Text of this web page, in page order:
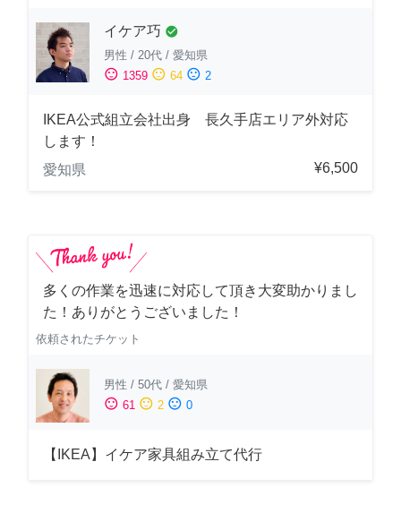
イケア巧 check_circle
男性 / 20代 / 愛知県
sentiment_satisfied 1359 sentiment_neutral 64 sentiment_dissatisfied 2
IKEA公式組立会社出身 長久手店エリア外対応
します！
愛知県
¥6,500
多くの作業を迅速に対応して頂き大変助かりまし
た！ありがとうございました！
依頼されたチケット
男性 / 50代 / 愛知県
sentiment_satisfied 61 sentiment_neutral 2 sentiment_dissatisfied 0
【IKEA】イケア家具組み立て代行